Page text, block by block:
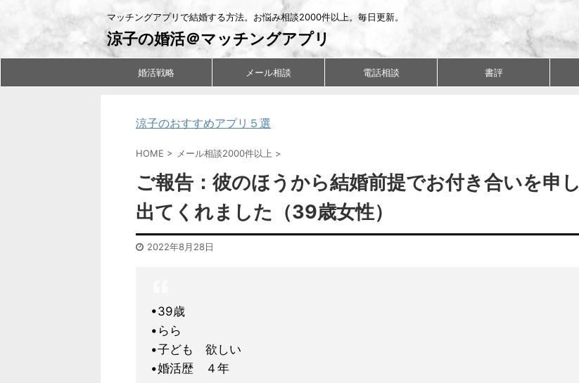
マッチングアプリで結婚する方法。お悩み相談2000件以上。毎日更新。
涼子の婚活＠マッチングアプリ
婚活戦略 メール相談 電話相談 書評
涼子のおすすめアプリ５選
HOME > メール相談2000件以上 >
ご報告：彼のほうから結婚前提でお付き合いを申し
出てくれました（39歳女性）
2022年8月28日
•39歳
•らら
•子ども 欲しい
•婚活歴 ４年